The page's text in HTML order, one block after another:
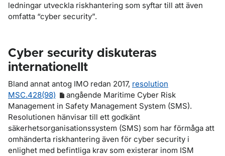
ledningar utveckla riskhantering som syftar till att även
omfatta “cyber security”.
Cyber security diskuteras
internationellt
Bland annat antog IMO redan 2017, resolution
MSC.428(98)
angående Maritime Cyber Risk
Management in Safety Management System (SMS).
Resolutionen hänvisar till ett godkänt
säkerhetsorganisationssystem (SMS) som har förmåga att
omhänderta riskhantering även för cyber security i
enlighet med befintliga krav som existerar inom ISM